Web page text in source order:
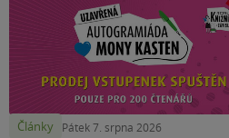
Články Pátek 7. srpna 2026